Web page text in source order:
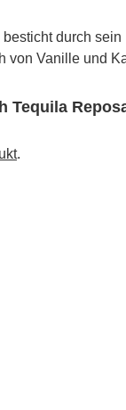
durch sein
von Vanille und
Tequila
.